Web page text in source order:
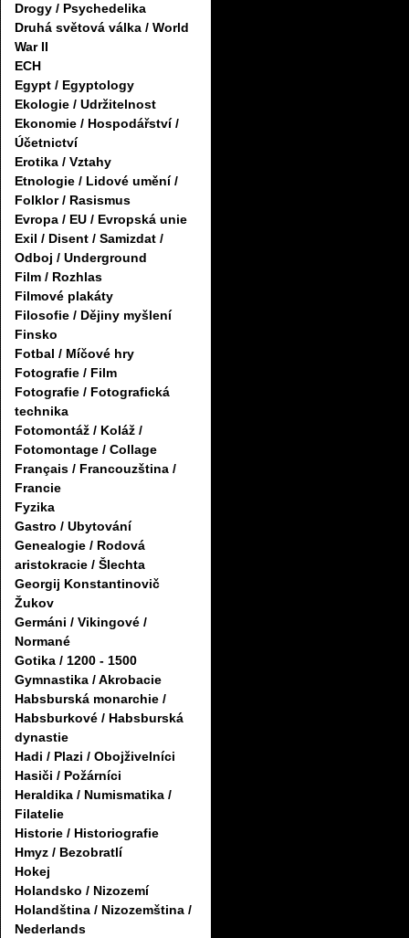
Drogy / Psychedelika
Druhá světová válka / World
War II
ECH
Egypt / Egyptology
Ekologie / Udržitelnost
Ekonomie / Hospodářství /
Účetnictví
Erotika / Vztahy
Etnologie / Lidové umění /
Folklor / Rasismus
Evropa / EU / Evropská unie
Exil / Disent / Samizdat /
Odboj / Underground
Film / Rozhlas
Filmové plakáty
Filosofie / Dějiny myšlení
Finsko
Fotbal / Míčové hry
Fotografie / Film
Fotografie / Fotografická
technika
Fotomontáž / Koláž /
Fotomontage / Collage
Français / Francouzština /
Francie
Fyzika
Gastro / Ubytování
Genealogie / Rodová
aristokracie / Šlechta
Georgij Konstantinovič
Žukov
Germáni / Vikingové /
Normané
Gotika / 1200 - 1500
Gymnastika / Akrobacie
Habsburská monarchie /
Habsburkové / Habsburská
dynastie
Hadi / Plazi / Obojživelníci
Hasiči / Požárníci
Heraldika / Numismatika /
Filatelie
Historie / Historiografie
Hmyz / Bezobratlí
Hokej
Holandsko / Nizozemí
Holandština / Nizozemština /
Nederlands